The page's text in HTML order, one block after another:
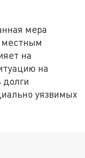
мера
местным
на
на
уязвимых